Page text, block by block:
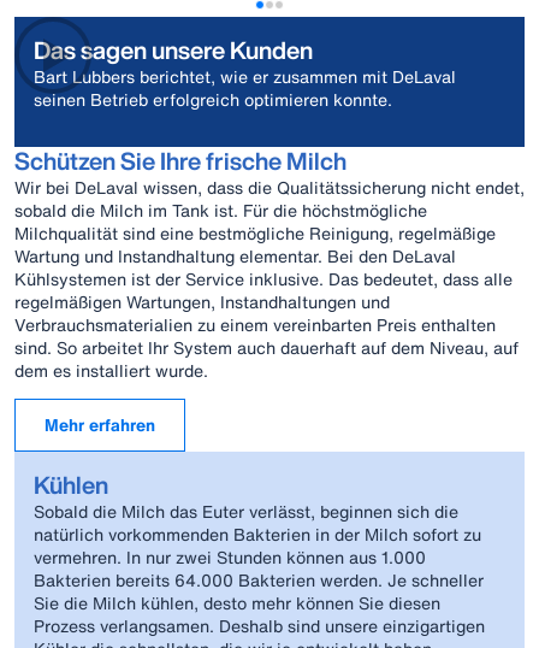
Das sagen unsere Kunden
Bart Lubbers berichtet, wie er zusammen mit DeLaval
seinen Betrieb erfolgreich optimieren konnte.
Schützen Sie Ihre frische Milch
Wir bei DeLaval wissen, dass die Qualitätssicherung nicht endet,
sobald die Milch im Tank ist. Für die höchstmögliche
Milchqualität sind eine bestmögliche Reinigung, regelmäßige
Wartung und Instandhaltung elementar. Bei den DeLaval
Kühlsystemen ist der Service inklusive. Das bedeutet, dass alle
regelmäßigen Wartungen, Instandhaltungen und
Verbrauchsmaterialien zu einem vereinbarten Preis enthalten
sind. So arbeitet Ihr System auch dauerhaft auf dem Niveau, auf
dem es installiert wurde.
Mehr erfahren
Kühlen
Sobald die Milch das Euter verlässt, beginnen sich die
natürlich vorkommenden Bakterien in der Milch sofort zu
vermehren. In nur zwei Stunden können aus 1.000
Bakterien bereits 64.000 Bakterien werden. Je schneller
Sie die Milch kühlen, desto mehr können Sie diesen
Prozess verlangsamen. Deshalb sind unsere einzigartigen